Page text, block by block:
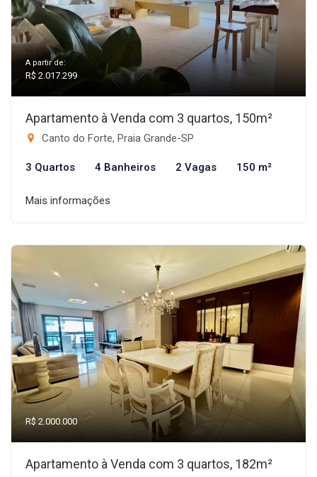
A partir de:
R$ 2.017.299
Apartamento à Venda com 3 quartos, 150m²
Canto do Forte, Praia Grande-SP
3 Quartos 4 Banheiros 2 Vagas 150 m²
Mais informações
R$ 2.000.000
Apartamento à Venda com 3 quartos, 182m²